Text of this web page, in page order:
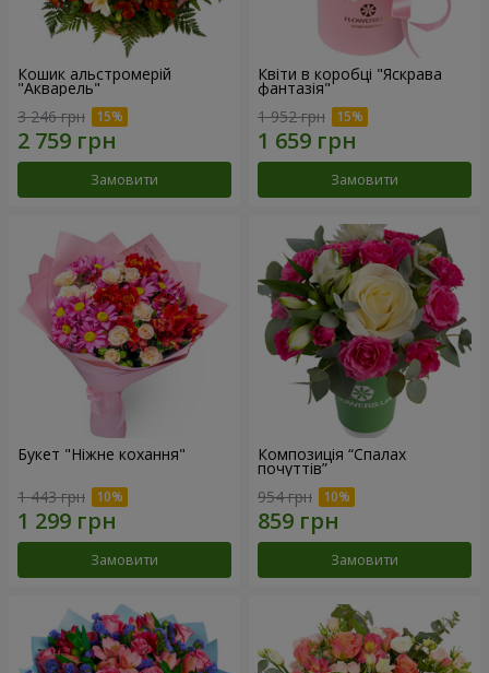
Кошик альстромерій
"Акварель"
3 246 грн
Замовити
Квіти в коробці "Яскрава
фантазія"
1 952 грн
Замовити
Букет "Ніжне кохання"
1 443 грн
Замовити
Композиція “Спалах
почуттів”
954 грн
Замовити